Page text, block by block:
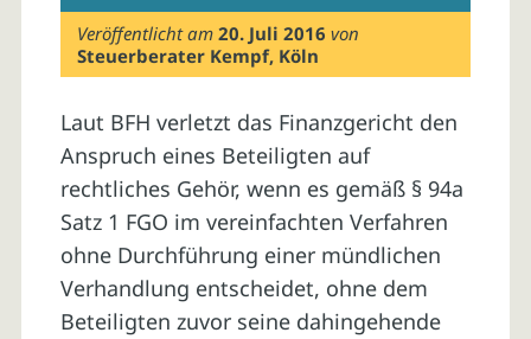
Veröffentlicht am20. Juli 2016 von
Steuerberater Kempf, Köln
Laut BFH verletzt das Finanzgericht den
Anspruch eines Beteiligten auf
rechtliches Gehör, wenn es gemäß § 94a
Satz 1 FGO im vereinfachten Verfahren
ohne Durchführung einer mündlichen
Verhandlung entscheidet, ohne dem
Beteiligten zuvor seine dahingehende